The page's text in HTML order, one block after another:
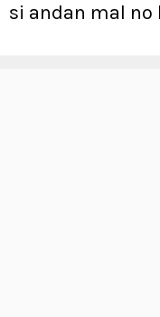
si andan mal no